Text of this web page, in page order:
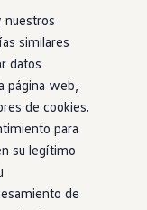
nuestros
similares
datos
página web,
de cookies.
para
su legítimo
de
UE - Volkswagen